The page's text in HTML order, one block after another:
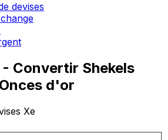
devises
- Convertir Shekels
d'or
Xe